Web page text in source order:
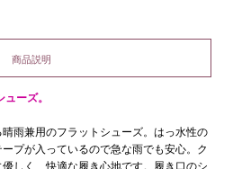
商品説明
ーズ。
雨兼用のフラットシューズ。はっ水性の
プが入っているので急な雨でも安心。ク
しく、快適な履き心地です。履き口のシ